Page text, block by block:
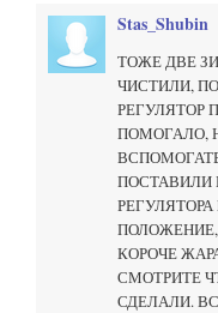
Stas_Shubin
ТОЖЕ ДВЕ
ЧИСТИЛИ,
РЕГУЛЯТОР
ПОМОГАЛО,
ПОСТАВИЛИ
КОРОЧЕ
СМОТРИТЕ
СДЕЛАЛИ.